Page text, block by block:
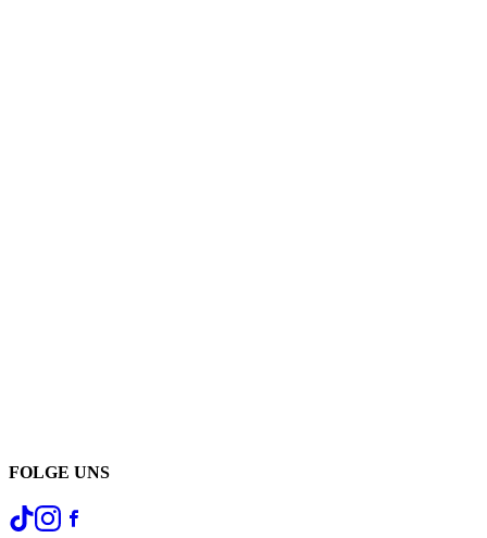
FOLGE UNS